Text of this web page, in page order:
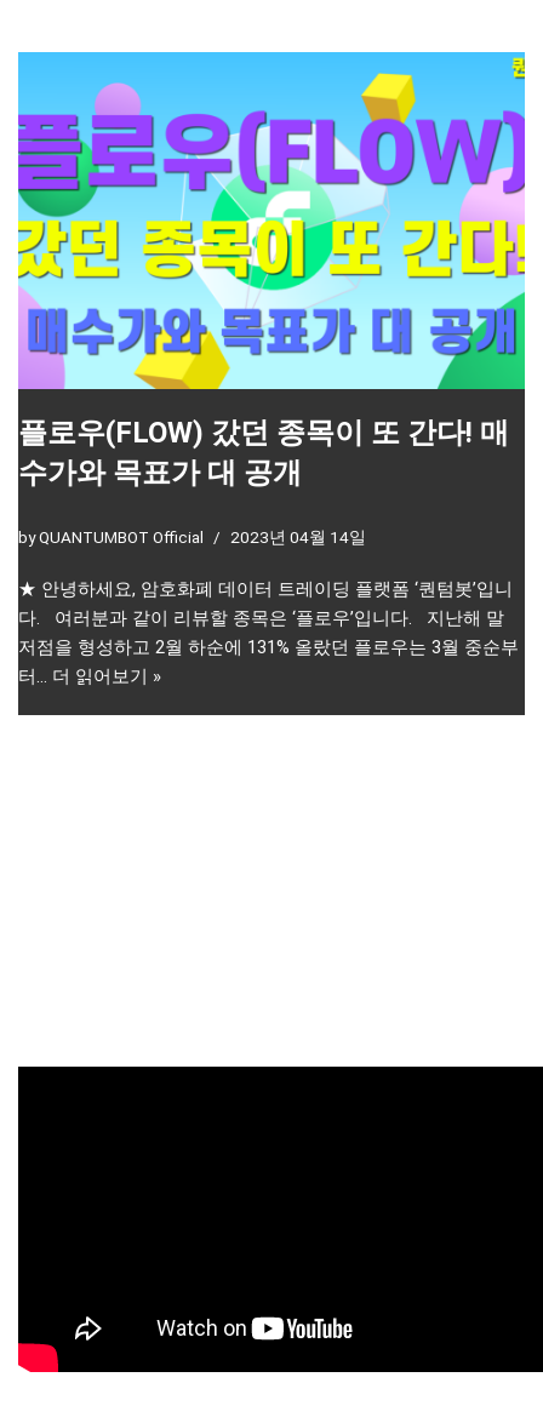
플로우(FLOW) 갔던 종목이 또 간다! 매
수가와 목표가 대 공개
byQUANTUMBOT Official 2023년 04월 14일
★ 안녕하세요, 암호화폐 데이터 트레이딩 플랫폼 ‘퀀텀봇’입니
다. 여러분과 같이 리뷰할 종목은 ‘플로우’입니다. 지난해 말
저점을 형성하고 2월 하순에 131% 올랐던 플로우는 3월 중순부
터… 더 읽어보기 »